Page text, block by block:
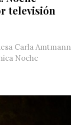
televisión
Carla Amtmann
Noche